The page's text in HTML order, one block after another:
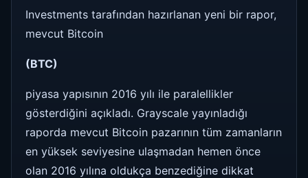
Investments tarafından hazırlanan yeni bir rapor,
mevcut Bitcoin
(BTC)
piyasa yapısının 2016 yılı ile paralellikler
gösterdiğini açıkladı. Grayscale yayınladığı
raporda mevcut Bitcoin pazarının tüm zamanların
en yüksek seviyesine ulaşmadan hemen önce
olan 2016 yılına oldukça benzediğine dikkat